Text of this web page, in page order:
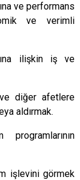
ve performans
ve verimli
ilişkin iş ve
ve diğer afetlere
aldırmak.
işlevini görmek